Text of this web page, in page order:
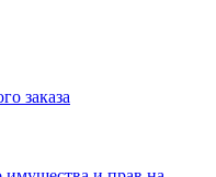
заказа